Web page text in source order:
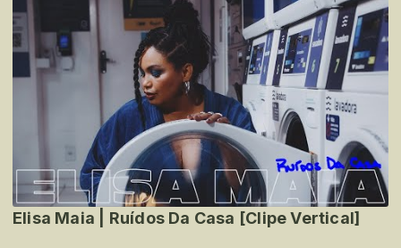
Elisa Maia | Ruídos Da Casa [Clipe Vertical]